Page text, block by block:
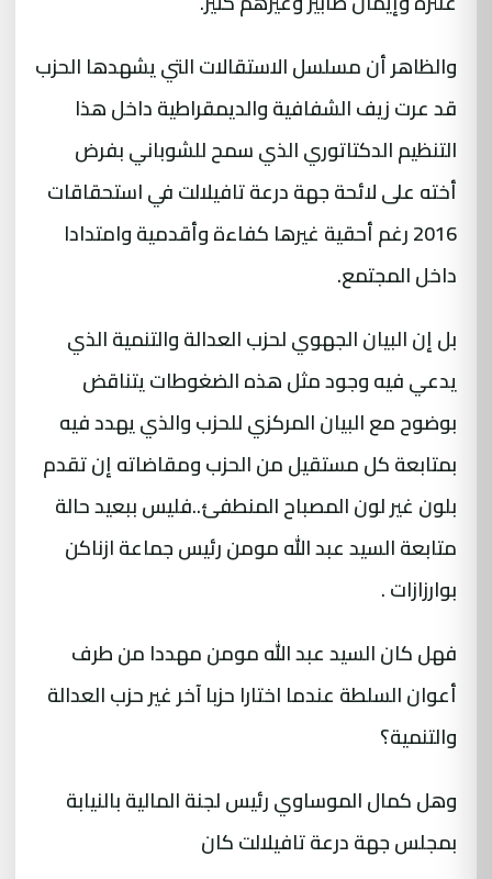
والظاهر أن مسلسل الاستقالات التي يشهدها الحزب
قد عرت زيف الشفافية والديمقراطية داخل هذا
التنظيم الدكتاتوري الذي سمح للشوباني بفرض
أخته على لائحة جهة درعة تافيلالت في استحقاقات
2016 رغم أحقية غيرها كفاءة وأقدمية وامتدادا
داخل المجتمع.
بل إن البيان الجهوي لحزب العدالة والتنمية الذي
يدعي فيه وجود مثل هذه الضغوطات يتناقض
بوضوح مع البيان المركزي للحزب والذي يهدد فيه
بمتابعة كل مستقيل من الحزب ومقاضاته إن تقدم
بلون غير لون المصباح المنطفئ..فليس ببعيد حالة
متابعة السيد عبد الله مومن رئيس جماعة ازناكن
بوارزازات .
فهل كان السيد عبد الله مومن مهددا من طرف
أعوان السلطة عندما اختارا حزبا آخر غير حزب العدالة
والتنمية؟
وهل كمال الموساوي رئيس لجنة المالية بالنيابة
بمجلس جهة درعة تافيلالت كان